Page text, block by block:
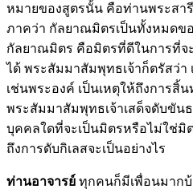
หมายของสูตรนั้น คือท่านพระสา
ภาคว่า กัลยาณมิตรเป็นทั้งหมดข
กัลยาณมิตร คือมิตรที่ดีในการที่จ
ได้ พระสัมมาสัมพุทธเจ้าก็ตรัสว่า
เช่นพระองค์ เป็นเหตุให้ถึงการ
พระสัมมาสัมพุทธเจ้าเสด็จดับขัน
บุคคลใดที่จะเป็นมิตรหรือไม่ใช่มิ
ถึงการดับกิเลสจะเป็นอย่างไร
ท่านอาจารย์ ทุกคนก็มีเพื่อนมากบ้